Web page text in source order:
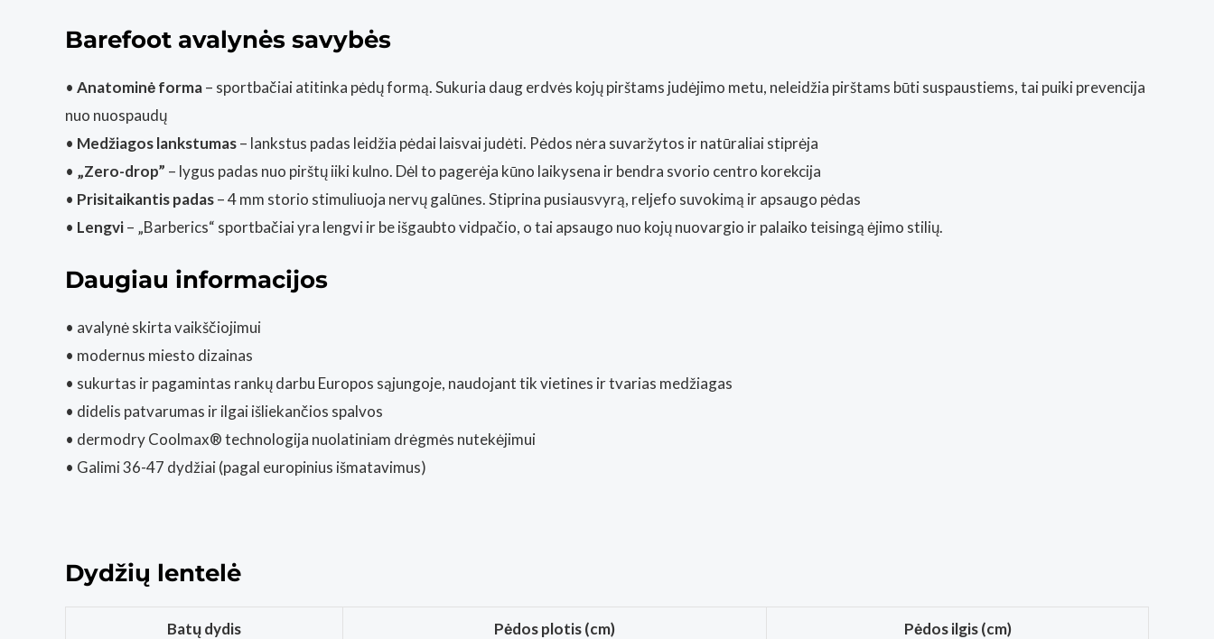
Barefoot avalynės savybės
• Anatominė forma– sportbačiai atitinka pėdų formą. Sukuria daug erdvės kojų pirštams judėjimo metu, neleidžia pirštams būti suspaustiems, tai puiki prevencija
nuo nuospaudų
• Medžiagos lankstumas– lankstus padas leidžia pėdai laisvai judėti. Pėdos nėra suvaržytos ir natūraliai stiprėja
• „Zero-drop” – lygus padas nuo pirštų iiki kulno. Dėl to pagerėja kūno laikysena ir bendra svorio centro korekcija
• Prisitaikantis padas– 4 mm storio stimuliuoja nervų galūnes. Stiprina pusiausvyrą, reljefo suvokimą ir apsaugo pėdas
• Lengvi– „Barberics“ sportbačiai yra lengvi ir be išgaubto vidpačio, o tai apsaugo nuo kojų nuovargio ir palaiko teisingą ėjimo stilių.
Daugiau informacijos
• avalynė skirta vaikščiojimui
• modernus miesto dizainas
• sukurtas ir pagamintas rankų darbu Europos sąjungoje, naudojant tik vietines ir tvarias medžiagas
• didelis patvarumas ir ilgai išliekančios spalvos
• dermodry Coolmax® technologija nuolatiniam drėgmės nutekėjimui
• Galimi 36-47 dydžiai (pagal europinius išmatavimus)
Dydžių lentelė
Batų dydis Pėdos plotis (cm) Pėdos ilgis (cm)